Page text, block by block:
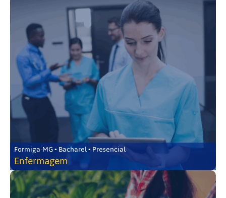
Formiga-MG • Bacharel • Presencial
Enfermagem